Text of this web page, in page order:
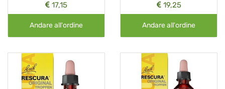
17,15
Andare all'ordine
19,25
Andare all'ordine